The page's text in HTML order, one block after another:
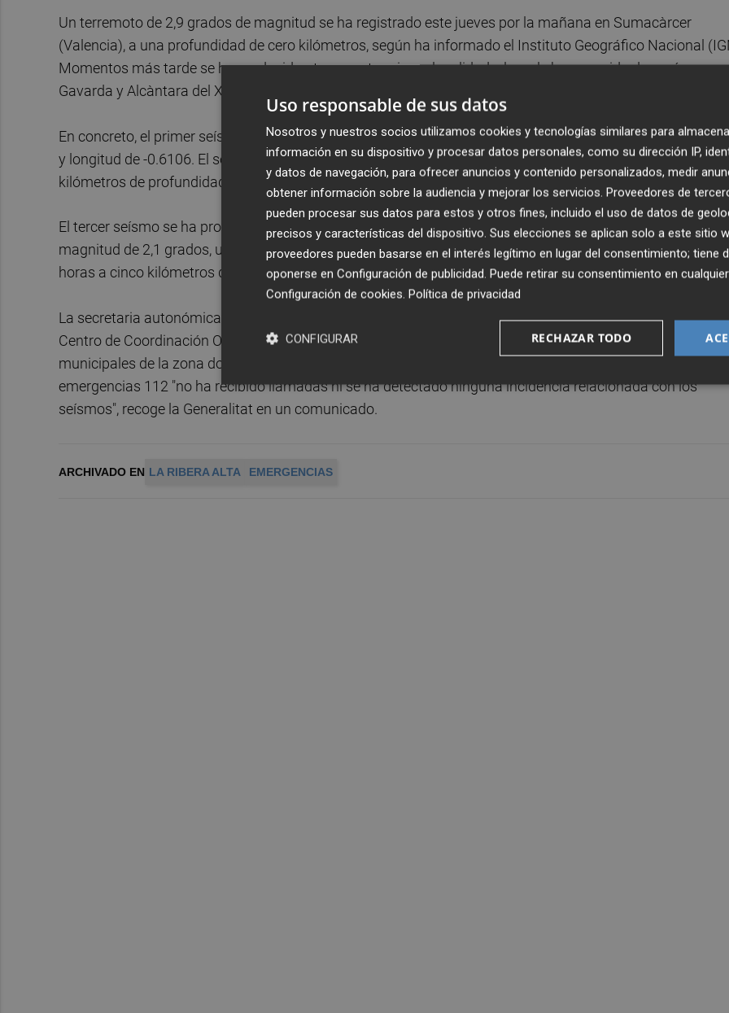
Un terremoto de 2,9 grados de magnitud se ha registrado este jueves por la mañana en Sumacàrcer
(Valencia), a una profundidad de cero kilómetros, según ha informado el Instituto Geográfico Nacional
Momentos más tarde se ha producido otro en esta misma localidad, al que le han seguido dos más en
Gavarda y Alcàntara del Xúquer, el último con una magnitud de 3,0 grados.
En concreto, el primer seísmo, que ha tenido lugar a las 10.11 horas, se ha ubicado a una latitud de
y longitud de -0.6106. El segundo se ha registrado a las 10.40 horas con una magnitud de 1,5 grados, a 12
kilómetros de profundidad, una latitud de 39.0863 y una longitud de -0.6205.
El tercer seísmo se ha producido a las 11.22 horas a una profundidad de cuatro kilómetros y ha tenido
magnitud de 2,1 grados, una latitud de 39.0969 y una longitud de -0.5696. Y el cuarto ha sido a las 11.44
horas a cinco kilómetros de profundidad y ha tenido una latitud de 39.0781 y una longitud de -0.5631.
La secretaria autonómica de Seguridad y Emergencias, Rodríguez, tras la reunión de este jueves
Centro de Coordinación Operativa Integrado (Cecopi), ha señalado que se ha contactado con
municipales de la zona donde se han sentido los temblores, aunque ha asegurado que el teléfono de
emergencias 112 "no ha recibido llamadas ni se ha detectado ninguna incidencia relacionada con los
seísmos", recoge la Generalitat en un comunicado.
ARCHIVADO EN LA RIBERA ALTA EMERGENCIAS
Uso responsable de sus datos
Nosotros y nuestros socios utilizamos cookies y tecnologías similares para
información en su dispositivo y procesar datos personales, como su dirección IP,
y datos de navegación, para ofrecer anuncios y contenido personalizados, medir
obtener información sobre la audiencia y mejorar los servicios. Proveedores de
pueden procesar sus datos para estos y otros fines, incluido el uso de datos de
precisos y características del dispositivo. Sus elecciones se aplican solo a este sitio
proveedores pueden basarse en el interés legítimo en lugar del consentimiento; tiene
oponerse en Configuración de publicidad. Puede retirar su consentimiento en
Configuración de cookies. Política de privacidad
RECHAZAR TODO
CONFIGURAR